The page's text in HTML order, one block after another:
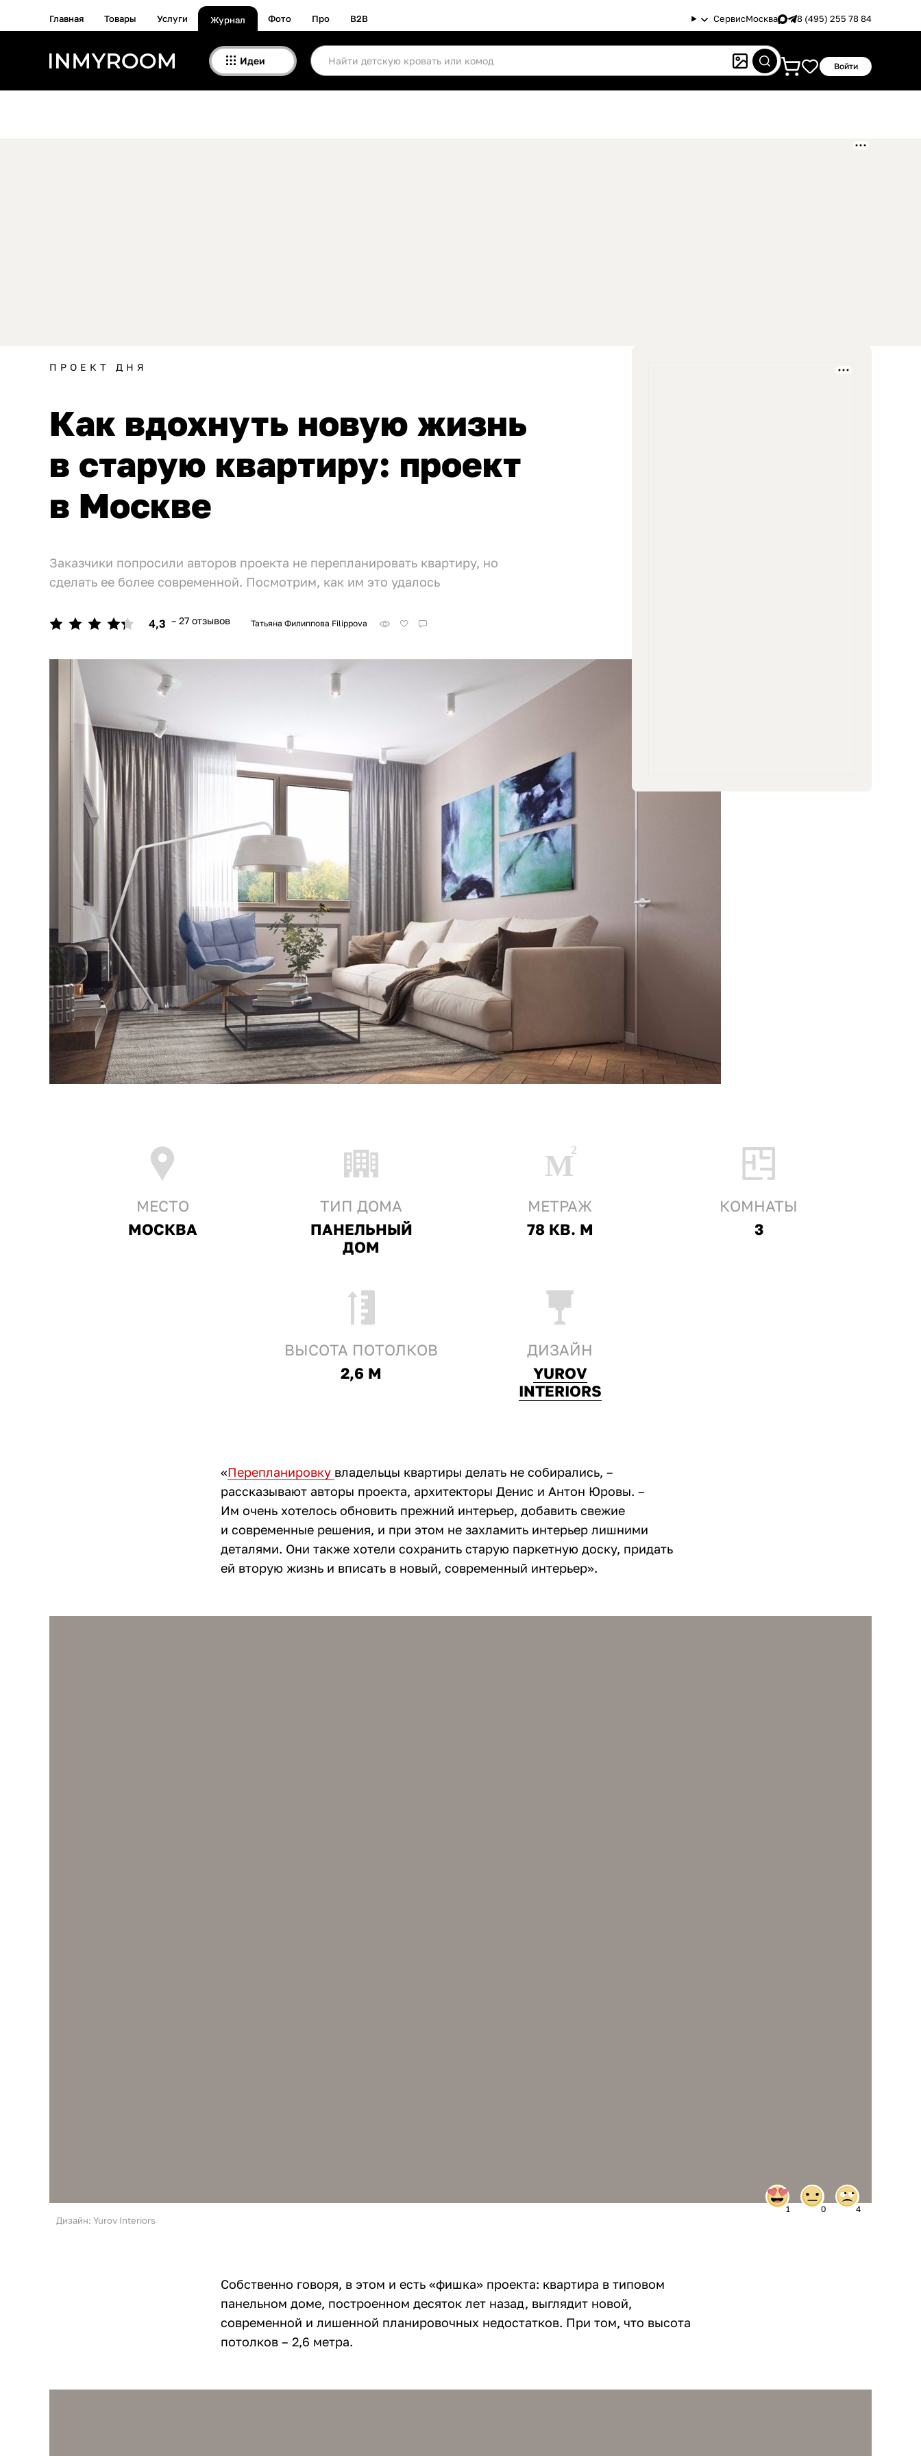
Главная Товары Услуги Журнал Фото Про B2B СервисМосква 8 (495) 255 78 84
Идеи Войти
ПРОЕКТ ДНЯ
Как вдохнуть новую жизнь
в старую квартиру: проект
в Москве
Заказчики попросили авторов проекта не перепланировать квартиру, но
сделать ее более современной. Посмотрим, как им это удалось
4,3 – 27 отзывов Татьяна Филиппова Filippova
МЕСТО
МОСКВА
ТИП ДОМА
ПАНЕЛЬНЫЙ
ДОМ
МЕТРАЖ
78 КВ. М
КОМНАТЫ
3
ВЫСОТА ПОТОЛКОВ
2,6 М
ДИЗАЙН
YUROV
INTERIORS
«Перепланировку владельцы квартиры делать не собирались, –
рассказывают авторы проекта, архитекторы Денис и Антон Юровы. –
Им очень хотелось обновить прежний интерьер, добавить свежие
и современные решения, и при этом не захламить интерьер лишними
деталями. Они также хотели сохранить старую паркетную доску, придать
ей вторую жизнь и вписать в новый, современный интерьер».
1 0 4
Дизайн: Yurov Interiors
Собственно говоря, в этом и есть «фишка» проекта: квартира в типовом
панельном доме, построенном десяток лет назад, выглядит новой,
современной и лишенной планировочных недостатков. При том, что высота
потолков – 2,6 метра.